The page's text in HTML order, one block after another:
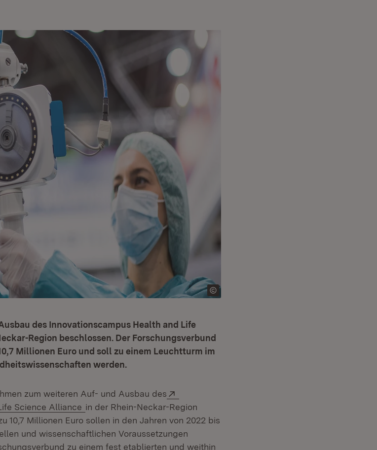
des Innovationscampus Health and Life
Region beschlossen. Der Forschungsverbund
Millionen Euro und soll zu einem Leuchtturm im
werden.
zum weiteren Auf- und Ausbau des
Science Alliance (Öffnet in neuem Fenster)
in der Rhein-Neckar-Region
10,7 Millionen Euro sollen in den Jahren von 2022 bis
und wissenschaftlichen Voraussetzungen
zu einem fest etablierten und weithin